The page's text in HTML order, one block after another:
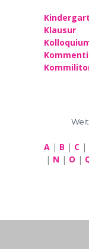
Klausur
A | B | C |
| N | O |